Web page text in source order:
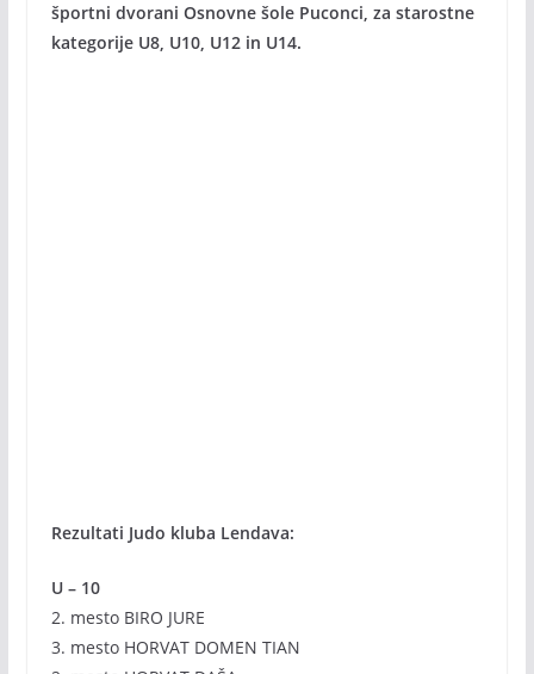
športni dvorani Osnovne šole Puconci, za starostne
kategorije U8, U10, U12 in U14.
Rezultati Judo kluba Lendava:
U – 10
2. mesto BIRO JURE
3. mesto HORVAT DOMEN TIAN